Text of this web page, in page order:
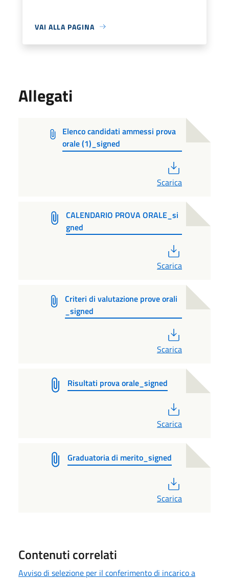
VAI ALLA PAGINA
Allegati
Elenco candidati ammessi prova
orale (1)_signed
Scarica
CALENDARIO PROVA ORALE_si
gned
Scarica
Criteri di valutazione prove orali
_signed
Scarica
Risultati prova orale_signed
Scarica
Graduatoria di merito_signed
Scarica
Contenuti correlati
Avviso di selezione per il conferimento di incarico a